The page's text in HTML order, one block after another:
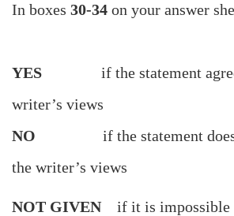
In boxes 30-34 on your answer
YES if the statement
writer’s views
NO if the statement
the writer’s views
NOT GIVEN
if it is impossible